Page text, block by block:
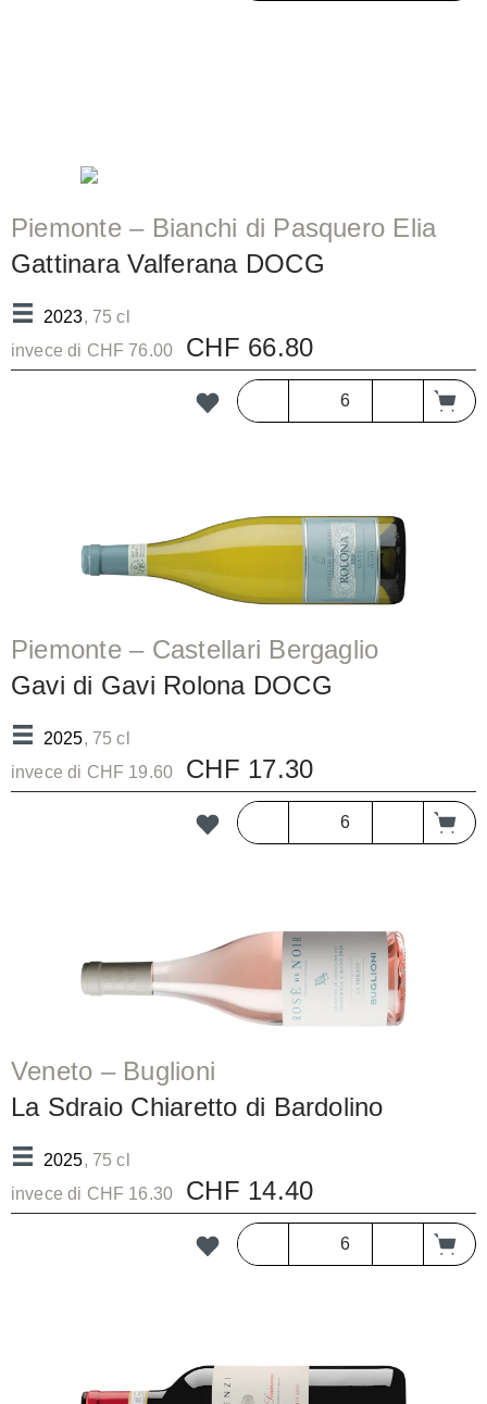
Piemonte – Bianchi di Pasquero Elia
Gattinara Valferana DOCG
2023, 75 cl
invece di CHF 76.00
CHF 66.80
Piemonte – Castellari Bergaglio
Gavi di Gavi Rolona DOCG
2025, 75 cl
invece di CHF 19.60
CHF 17.30
Veneto – Buglioni
La Sdraio Chiaretto di Bardolino
DOC/bc
2025, 75 cl
invece di CHF 16.30
CHF 14.40